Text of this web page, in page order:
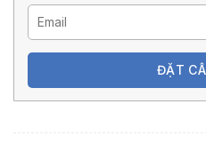
ĐẶT